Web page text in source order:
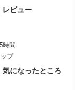
レビュー
時間
プ
になったところ